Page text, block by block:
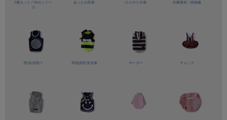
2着セット／2in1シリー
ズ
あったか防寒 ひんやり冷感 抗菌素材／ 術後服
防虫/虫除け 高視認性/安全服 ボーダー チェック